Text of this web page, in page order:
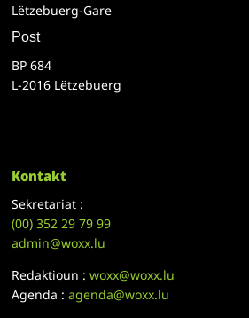
Lëtzebuerg-Gare
Post
BP 684
L-2016 Lëtzebuerg
Kontakt
Sekretariat :
(00)352 29 79 99
admin@woxx.lu
Redaktioun :woxx@woxx.lu
Agenda :agenda@woxx.lu